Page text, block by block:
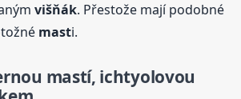
višňák. Přestože mají podobné
masti.
mastí, ichtyolovou